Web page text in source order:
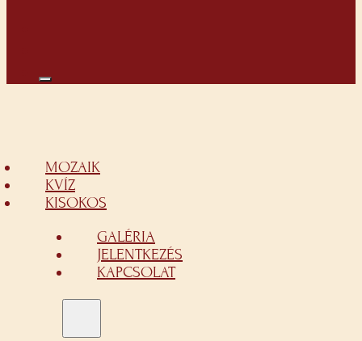
MOZAIK
KVÍZ
KISOKOS
GALÉRIA
JELENTKEZÉS
KAPCSOLAT